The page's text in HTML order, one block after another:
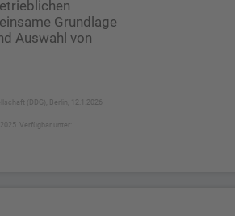
Grundlage
Auswahl von
(DDG), Berlin, 12.1.2026
Verfügbar unter: